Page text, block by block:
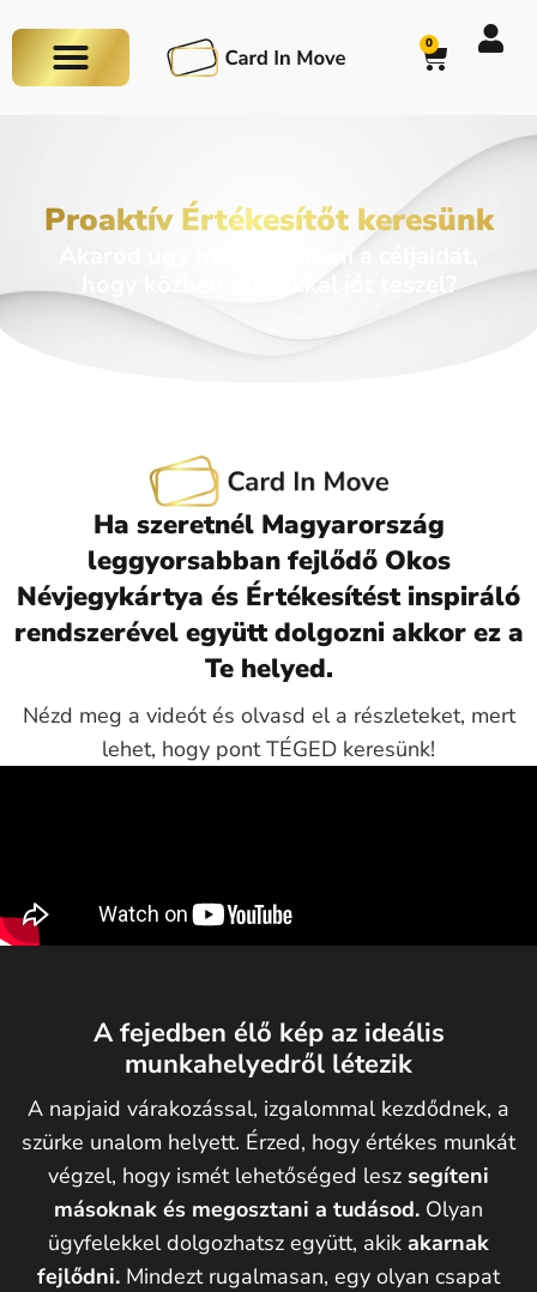
0
Proaktív Értékesítőt keresünk
hogy közben másokkal jót teszel?
Ha szeretnél Magyarország
leggyorsabban fejlődő Okos
Névjegykártya és Értékesítést inspiráló
rendszerével együtt dolgozni akkor ez a
Te helyed.
Nézd meg a videót és olvasd el a részleteket, mert
lehet, hogy pont TÉGED keresünk!
A fejedben élő kép az ideális
munkahelyedről létezik
A napjaid várakozással, izgalommal kezdődnek, a
szürke unalom helyett. Érzed, hogy értékes munkát
végzel, hogy ismét lehetőséged lesz segíteni
másoknak és megosztani a tudásod. Olyan
ügyfelekkel dolgozhatsz együtt, akik akarnak
fejlődni. Mindezt rugalmasan, egy olyan csapat